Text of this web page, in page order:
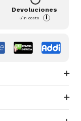
Devoluciones
Sin costo i